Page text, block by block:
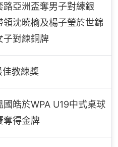
路亞洲盃奪男子對練銀
領沈曉榆及楊子瑩於世錦
子對練銅牌
教練獎
國皓於WPA U19中式桌球
奪得金牌